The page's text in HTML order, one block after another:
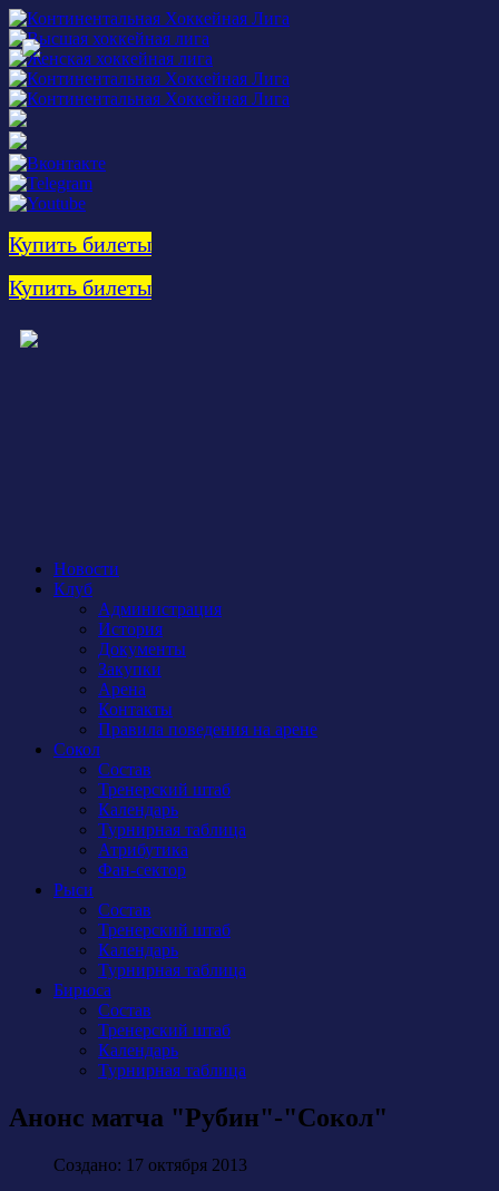
Купить билеты
Купить билеты
Новости
Клуб
Администрация
История
Документы
Закупки
Арена
Контакты
Правила поведения на арене
Сокол
Состав
Тренерский штаб
Календарь
Турнирная таблица
Атрибутика
Фан-сектор
Рыси
Состав
Тренерский штаб
Календарь
Турнирная таблица
Бирюса
Состав
Тренерский штаб
Календарь
Турнирная таблица
Анонс матча "Рубин"-"Сокол"
Создано: 17 октября 2013